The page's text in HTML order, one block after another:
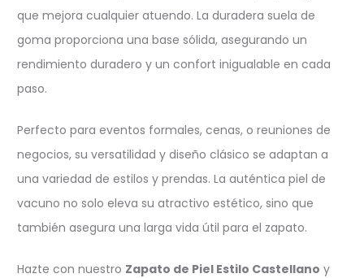
que mejora cualquier atuendo. La duradera suela de
goma proporciona una base sólida, asegurando un
rendimiento duradero y un confort inigualable en cada
paso.
Perfecto para eventos formales, cenas, o reuniones de
negocios, su versatilidad y diseño clásico se adaptan a
una variedad de estilos y prendas. La auténtica piel de
vacuno no solo eleva su atractivo estético, sino que
también asegura una larga vida útil para el zapato.
Hazte con nuestro Zapato de Piel Estilo Castellano y